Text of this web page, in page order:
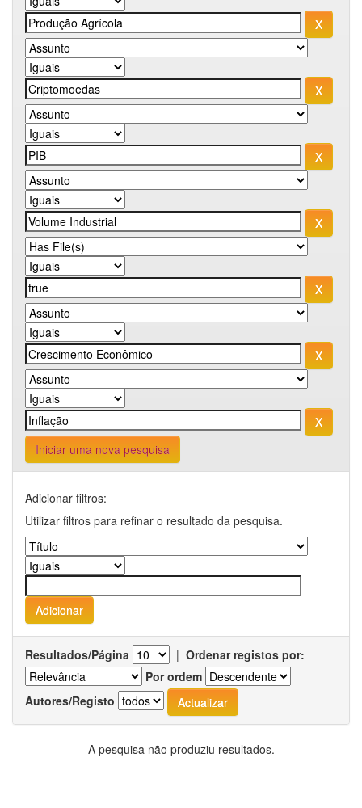
Iniciar uma nova pesquisa
Adicionar filtros:
Utilizar filtros para refinar o resultado da pesquisa.
Resultados/Página | Ordenar registos por:
Por ordem
Autores/Registo
A pesquisa não produziu resultados.